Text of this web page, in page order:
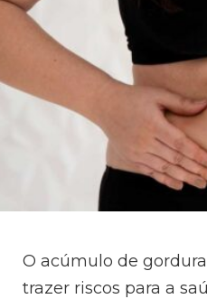
O acúmulo de
trazer riscos para a